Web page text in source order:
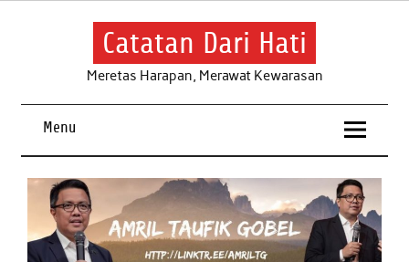
Skip
Catatan Dari Hati
Meretas Harapan, Merawat Kewarasan
Menu